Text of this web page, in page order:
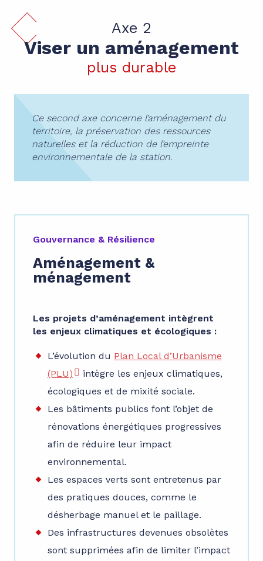
Axe 2
Viser un aménagement
plus durable
Ce second axe concerne l’aménagement du
territoire, la préservation des ressources
naturelles et la réduction de l’empreinte
environnementale de la station.
Gouvernance & Résilience
Aménagement &
ménagement
Les projets d’aménagement intègrent
les enjeux climatiques et écologiques :
L’évolution du Plan Local d’Urbanisme
(PLU)
intègre les enjeux climatiques,
écologiques et de mixité sociale.
Les bâtiments publics font l’objet de
rénovations énergétiques progressives
afin de réduire leur impact
environnemental.
Les espaces verts sont entretenus par
des pratiques douces, comme le
désherbage manuel et le paillage.
Des infrastructures devenues obsolètes
sont supprimées afin de limiter l’impact